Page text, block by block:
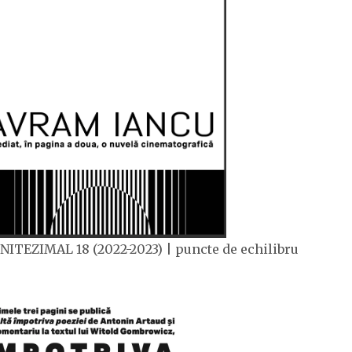
18 (2022-2023) | puncte de echilibru